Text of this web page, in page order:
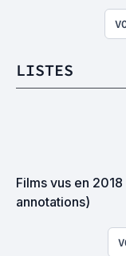
LISTES
Films vus en
annotations)